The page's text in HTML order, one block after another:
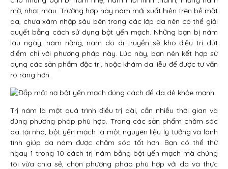
mờ, nhạt màu. Trường hợp này nám mới xuất hiện trên bề mặt
da, chưa xâm nhập sâu bên trong các lớp da nên có thể giải
quyết bằng cách sử dụng bột yến mạch. Những bạn bị nám
lâu ngày, nám nặng, nám do di truyền sẽ khó điều trị dứt
điểm chỉ với phương pháp này. Lúc này, bạn nên kết hợp sử
dụng các sản phẩm đặc trị, hoặc khám da liễu để được tư vấn
rõ ràng hơn.
Trị nám là một quá trình điều trị dài, cần nhiều thời gian và
đúng phương pháp phù hợp. Trong các sản phẩm chăm sóc
da tại nhà, bột yến mạch là một nguyên liệu lý tưởng và lành
tính giúp da nám được chăm sóc tốt hơn. Bạn có thể thử
ngay 1 trong 10 cách trị nám bằng bột yến mạch mà chúng
tôi vừa chia sẻ, chọn phương pháp phù hợp với da và thực